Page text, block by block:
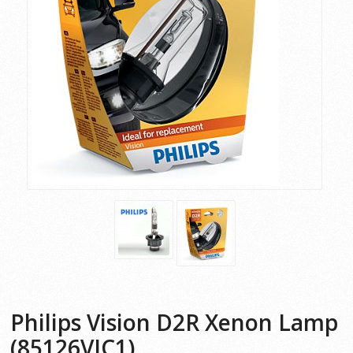
Philips Vision D2R Xenon Lamp